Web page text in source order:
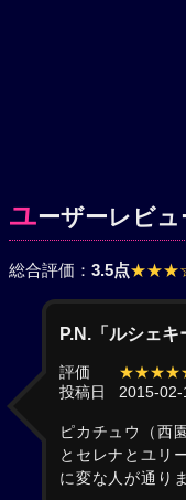
ユーザーレビュ
総合評価： 3.5点
P.N.「ルシェ
評価
投稿日
2015-02-
ピカチュウ（西
とセレナとユリ
に変な人が通り